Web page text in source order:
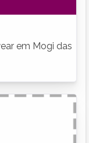
em Mogi das